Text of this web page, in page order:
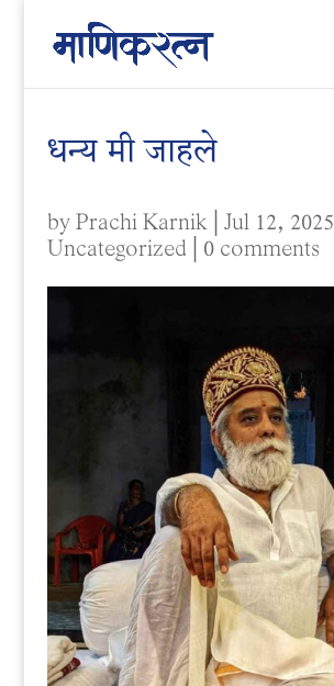
धन्य मी जाहले
byPrachi Karnik| Jul 12, 2025
Uncategorized 0 comments